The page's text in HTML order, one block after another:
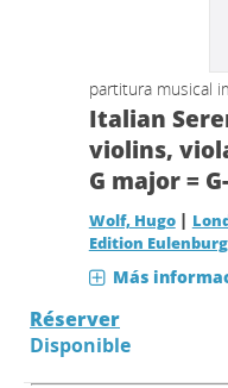
partitura musical
Italian
violins,
G major =
Wolf, Hugo |
Edition Eulenburg
Más
Réserver
Disponible